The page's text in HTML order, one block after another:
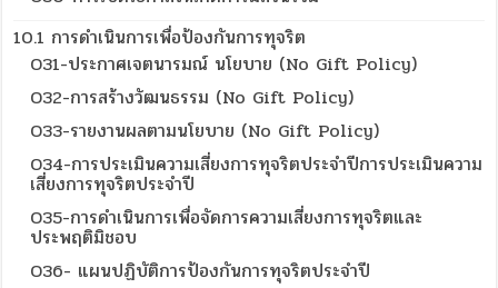
10.1 การดำเนินการเพื่อป้องกันการทุจริต
O31-ประกาศเจตนารมณ์ นโยบาย (No Gift Policy)
O32-การสร้างวัฒนธรรม (No Gift Policy)
O33-รายงานผลตามนโยบาย (No Gift Policy)
O34-การประเมินความเสี่ยงการทุจริตประจำปีการประเมินความ
เสี่ยงการทุจริตประจำปี
O35-การดำเนินการเพื่อจัดการความเสี่ยงการทุจริตและ
ประพฤติมิชอบ
O36- แผนปฏิบัติการป้องกันการทุจริตประจำปี